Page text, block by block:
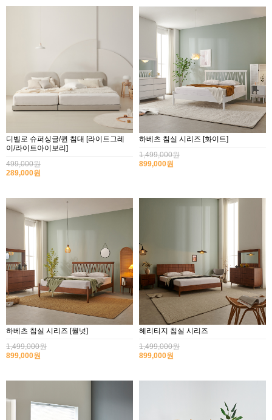
디벨로 슈퍼싱글/퀸 침대 [라이트그레
이/라이트아이보리]
499,000원
289,000원
하베츠 침실 시리즈 [화이트]
1,499,000원
899,000원
하베츠 침실 시리즈 [월넛]
1,499,000원
899,000원
헤리티지 침실 시리즈
1,499,000원
899,000원